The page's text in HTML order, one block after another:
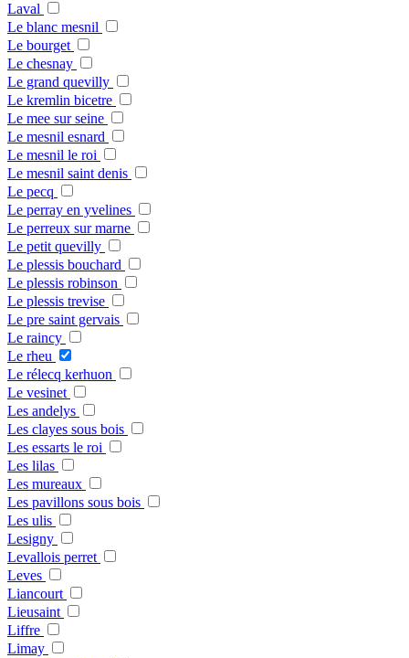
Laval
Le blanc mesnil
Le bourget
Le chesnay
Le grand quevilly
Le kremlin bicetre
Le mee sur seine
Le mesnil esnard
Le mesnil le roi
Le mesnil saint denis
Le pecq
Le perray en yvelines
Le perreux sur marne
Le petit quevilly
Le plessis bouchard
Le plessis robinson
Le plessis trevise
Le pre saint gervais
Le raincy
Le rheu
Le rélecq kerhuon
Le vesinet
Les andelys
Les clayes sous bois
Les essarts le roi
Les lilas
Les mureaux
Les pavillons sous bois
Les ulis
Lesigny
Levallois perret
Leves
Liancourt
Lieusaint
Liffre
Limay